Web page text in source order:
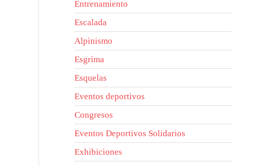
Entrenamiento
Escalada
Alpinismo
Esgrima
Esquelas
Eventos deportivos
Congresos
Eventos Deportivos Solidarios
Exhibiciones